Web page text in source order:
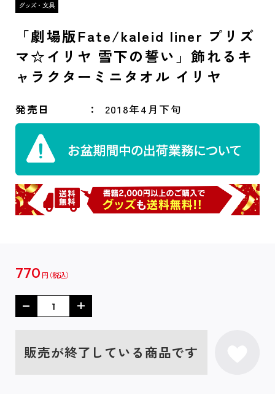
「劇場版Fate/kaleid liner プリズ
マ☆イリヤ 雪下の誓い」飾れるキ
ャラクターミニタオル イリヤ
発売日 2018年4月下旬
770 円
販売が終了している商品です